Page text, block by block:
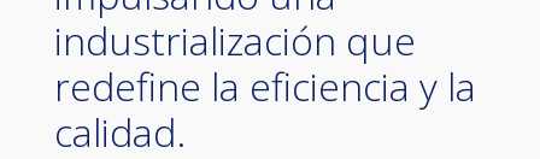
industrialización que
redefine la eficiencia y la
calidad.